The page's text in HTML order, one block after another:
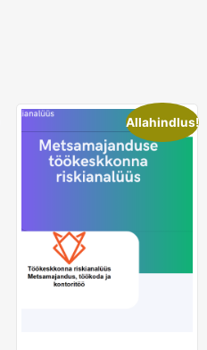
Allahindlus!